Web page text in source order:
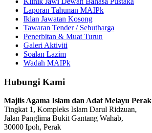
Laporan Tahunan MAIPk
Iklan Jawatan Kosong
Tawaran Tender / Sebutharga
Penerbitan & Muat Turun
Galeri Aktiviti
Soalan Lazim
Wadah MAIPk
Hubungi Kami
Majlis Agama Islam dan Adat Melayu Perak
Tingkat 1, Kompleks Islam Darul Ridzuan,
Jalan Panglima Bukit Gantang Wahab,
30000 Ipoh, Perak